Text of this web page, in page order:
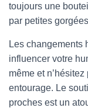
toujours une
par petites
Les changements
influencer votre
même et
entourage. Le
proches est un